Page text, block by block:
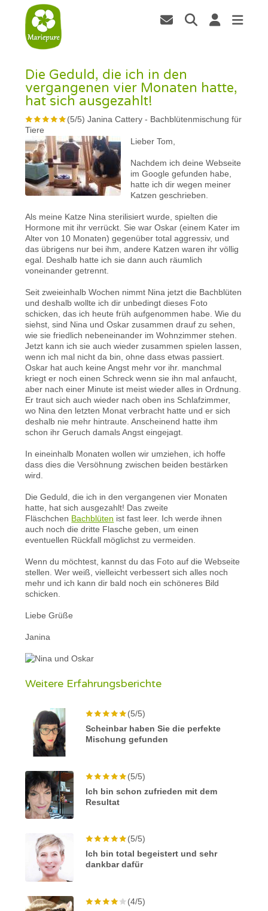
Die Geduld, die ich in den
vergangenen vier Monaten hatte,
hat sich ausgezahlt!
(5/5)Janina Cattery - Bachblütenmischung für
Tiere
Lieber Tom,
Nachdem ich deine Webseite
im Google gefunden habe,
hatte ich dir wegen meiner
Katzen geschrieben.
Als meine Katze Nina sterilisiert wurde, spielten die
Hormone mit ihr verrückt. Sie war Oskar (einem Kater im
Alter von 10 Monaten) gegenüber total aggressiv, und
das übrigens nur bei ihm, andere Katzen waren ihr völlig
egal. Deshalb hatte ich sie dann auch räumlich
voneinander getrennt.
Seit zweieinhalb Wochen nimmt Nina jetzt die Bachblüten
und deshalb wollte ich dir unbedingt dieses Foto
schicken, das ich heute früh aufgenommen habe. Wie du
siehst, sind Nina und Oskar zusammen drauf zu sehen,
wie sie friedlich nebeneinander im Wohnzimmer stehen.
Jetzt kann ich sie auch wieder zusammen spielen lassen,
wenn ich mal nicht da bin, ohne dass etwas passiert.
Oskar hat auch keine Angst mehr vor ihr. manchmal
kriegt er noch einen Schreck wenn sie ihn mal anfaucht,
aber nach einer Minute ist meist wieder alles in Ordnung.
Er traut sich auch wieder nach oben ins Schlafzimmer,
wo Nina den letzten Monat verbracht hatte und er sich
deshalb nie mehr hintraute. Anscheinend hatte ihm
schon ihr Geruch damals Angst eingejagt.
In eineinhalb Monaten wollen wir umziehen, ich hoffe
dass dies die Versöhnung zwischen beiden bestärken
wird.
Die Geduld, die ich in den vergangenen vier Monaten
hatte, hat sich ausgezahlt! Das zweite
Fläschchen Bachblüten ist fast leer. Ich werde ihnen
auch noch die dritte Flasche geben, um einen
eventuellen Rückfall möglichst zu vermeiden.
Wenn du möchtest, kannst du das Foto auf die Webseite
stellen. Wer weiß, vielleicht verbessert sich alles noch
mehr und ich kann dir bald noch ein schöneres Bild
schicken.
Liebe Grüße
Janina
Weitere Erfahrungsberichte
(5/5)
Scheinbar haben Sie die perfekte
Mischung gefunden
(5/5)
Ich bin schon zufrieden mit dem
Resultat
(5/5)
Ich bin total begeistert und sehr
dankbar dafür
(4/5)